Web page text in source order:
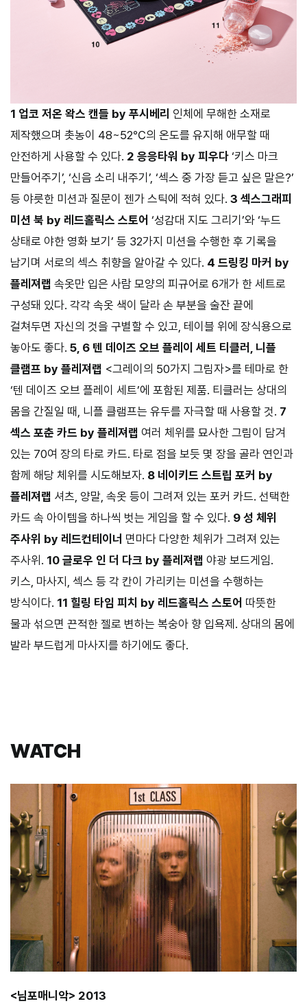
1 업코 저온 왁스 캔들 by 푸시베리 인체에 무해한 소재로
제작했으며 촛농이 48~52℃의 온도를 유지해 애무할 때
안전하게 사용할 수 있다. 2 응응타워 by 피우다 ‘키스 마크
만들어주기’, ‘신음 소리 내주기’, ‘섹스 중 가장 듣고 싶은 말은?’
등 야릇한 미션과 질문이 젠가 스틱에 적혀 있다. 3 섹스그래피
미션 북 by 레드홀릭스 스토어 ‘성감대 지도 그리기’와 ‘누드
상태로 야한 영화 보기’ 등 32가지 미션을 수행한 후 기록을
남기며 서로의 섹스 취향을 알아갈 수 있다. 4 드링킹 마커 by
플레져랩 속옷만 입은 사람 모양의 피규어로 6개가 한 세트로
구성돼 있다. 각각 속옷 색이 달라 손 부분을 술잔 끝에
걸쳐두면 자신의 것을 구별할 수 있고, 테이블 위에 장식용으로
놓아도 좋다. 5, 6 텐 데이즈 오브 플레이 세트 티클러, 니플
클램프 by 플레져랩 <그레이의 50가지 그림자>를 테마로 한
‘텐 데이즈 오브 플레이 세트’에 포함된 제품. 티클러는 상대의
몸을 간질일 때, 니플 클램프는 유두를 자극할 때 사용할 것. 7
섹스 포춘 카드 by 플레져랩 여러 체위를 묘사한 그림이 담겨
있는 70여 장의 타로 카드. 타로 점을 보듯 몇 장을 골라 연인과
함께 해당 체위를 시도해보자. 8 네이키드 스트립 포커 by
플레져랩 셔츠, 양말, 속옷 등이 그려져 있는 포커 카드. 선택한
카드 속 아이템을 하나씩 벗는 게임을 할 수 있다. 9 성 체위
주사위 by 레드컨테이너 면마다 다양한 체위가 그려져 있는
주사위. 10 글로우 인 더 다크 by 플레져랩 야광 보드게임.
키스, 마사지, 섹스 등 각 칸이 가리키는 미션을 수행하는
방식이다. 11 힐링 타임 피치 by 레드홀릭스 스토어 따뜻한
물과 섞으면 끈적한 젤로 변하는 복숭아 향 입욕제. 상대의 몸에
발라 부드럽게 마사지를 하기에도 좋다.
WATCH
<님포매니악> 2013